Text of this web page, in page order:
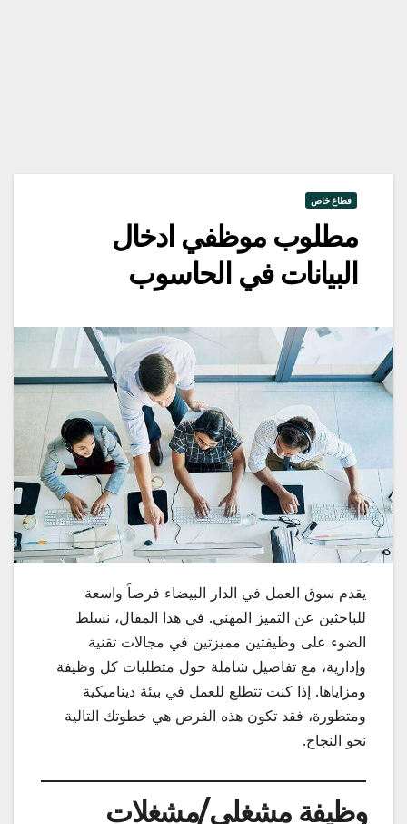
قطاع خاص
مطلوب موظفي ادخال
البيانات في الحاسوب
يقدم سوق العمل في الدار البيضاء فرصاً واسعة
للباحثين عن التميز المهني. في هذا المقال، نسلط
الضوء على وظيفتين مميزتين في مجالات تقنية
وإدارية، مع تفاصيل شاملة حول متطلبات كل وظيفة
ومزاياها. إذا كنت تتطلع للعمل في بيئة ديناميكية
ومتطورة، فقد تكون هذه الفرص هي خطوتك التالية
نحو النجاح.
وظيفة مشغلي/مشغلات